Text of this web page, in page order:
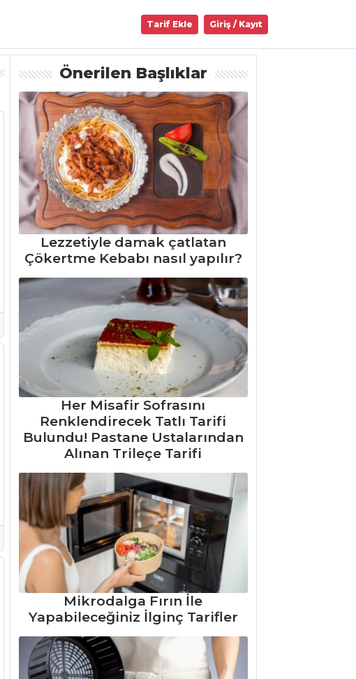
Tarif Ekle Giriş / Kayıt
Önerilen Başlıklar
Lezzetiyle damak çatlatan
Çökertme Kebabı nasıl yapılır?
Her Misafir Sofrasını
Renklendirecek Tatlı Tarifi
Bulundu! Pastane Ustalarından
Alınan Trileçe Tarifi
Mikrodalga Fırın İle
Yapabileceğiniz İlginç Tarifler